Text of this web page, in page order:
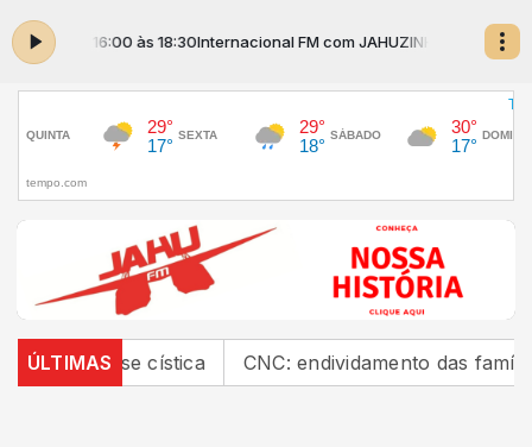
das 16:00 às 18:30Internacional FM com JAHUZINHO das 16:00 às
ÚLTIMAS
cística CNC: endividamento das famílias sobe